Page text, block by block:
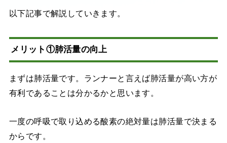
以下記事で解説していきます。
メリット①肺活量の向上
まずは肺活量です。ランナーと言えば肺活量が高い方が
有利であることは分かるかと思います。
一度の呼吸で取り込める酸素の絶対量は肺活量で決まる
からです。